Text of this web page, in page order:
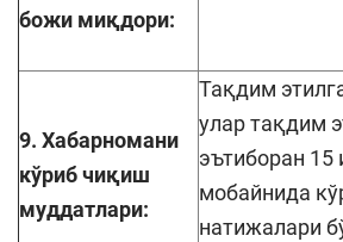
божи миқдори:
9. Хабарномани
кўриб чиқиш
муддатлари:
Тақдим
улар тақдим
эътиборан 15
мобайнида
натижалари